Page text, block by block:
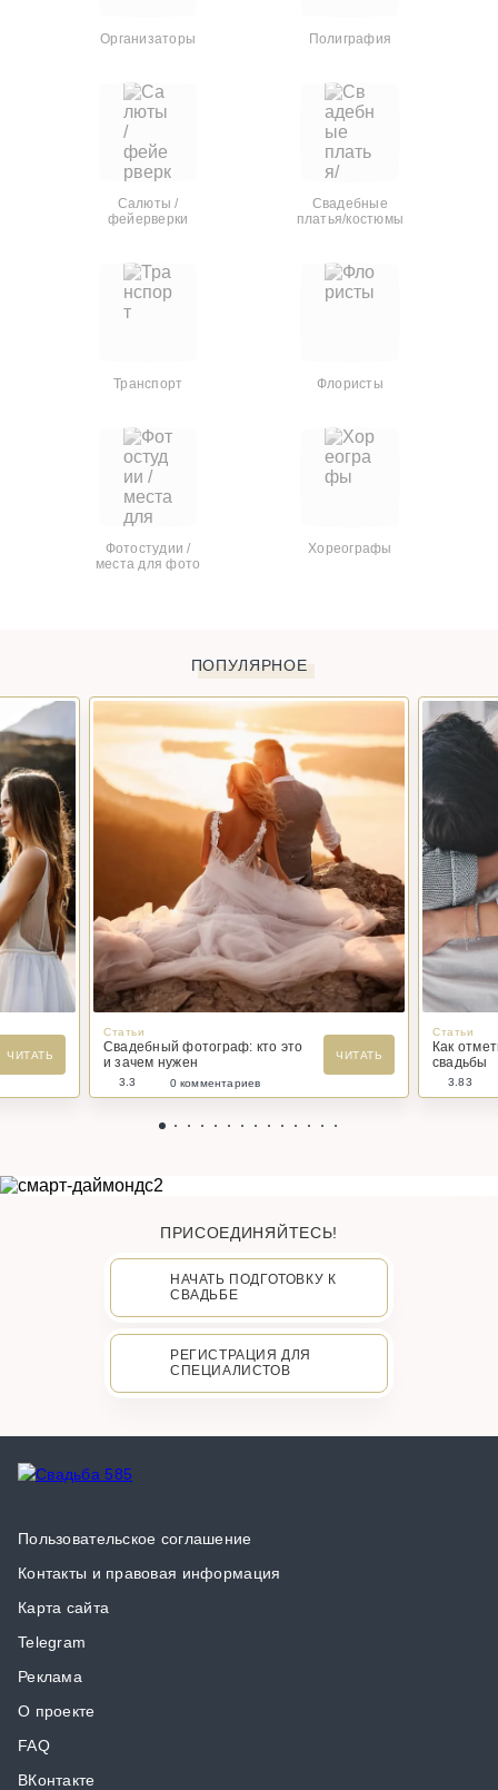
Организаторы Полиграфия
Салюты /
фейерверки
Свадебные
платья/костюмы
Транспорт Флористы
Фотостудии /
места для фото
Хореографы
ПОПУЛЯРНОЕ
ЧИТАТЬ
Статьи
Свадебный фотограф: кто это
и зачем нужен
ЧИТАТЬ
3.3 0 комментариев
Статьи
Как
свадьбы
3.83
ПРИСОЕДИНЯЙТЕСЬ!
НАЧАТЬ ПОДГОТОВКУ К
СВАДЬБЕ
РЕГИСТРАЦИЯ ДЛЯ
СПЕЦИАЛИСТОВ
Пользовательское соглашение
Контакты и правовая информация
Карта сайта
Telegram
Реклама
О проекте
FAQ
ВКонтакте